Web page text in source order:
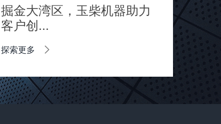
掘金大湾区，玉柴机器助力
客户创...
探索更多